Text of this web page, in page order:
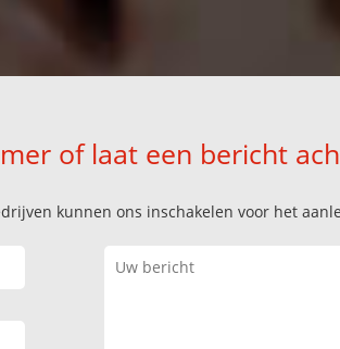
of laat een bericht
kunnen ons inschakelen voor het